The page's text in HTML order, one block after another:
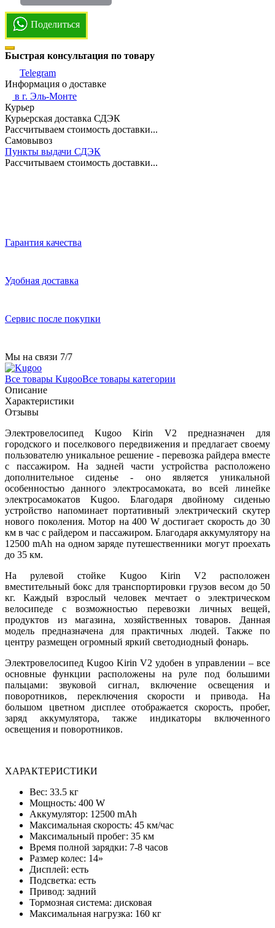
Поделиться
Быстрая консультация по товару
Telegram
Информация о доставке
в г. Эль-Монте
Курьер
Курьерская доставка СДЭК
Рассчитываем стоимость доставки...
Самовывоз
Пункты выдачи СДЭК
Рассчитываем стоимость доставки...
Гарантия качества
Удобная доставка
Сервис после покупки
Мы на связи 7/7
Все товары KugooВсе товары категории
Описание
Характеристики
Отзывы
Электровелосипед Kugoo Kirin V2 предназначен для
городского и поселкового передвижения и предлагает своему
пользователю уникальное решение - перевозка райдера вместе
с пассажиром. На задней части устройства расположено
дополнительное сиденье - оно является уникальной
особенностью данного электросамоката, во всей линейке
электросамокатов Kugoo. Благодаря двойному сиденью
устройство напоминает портативный электрический скутер
нового поколения. Мотор на 400 W достигает скорость до 30
км в час с райдером и пассажиром. Благодаря аккумулятору на
12500 mAh на одном заряде путешественники могут проехать
до 35 км.
На рулевой стойке Kugoo Kirin V2 расположен
вместительный бокс для транспортировки грузов весом до 50
кг. Каждый взрослый человек мечтает о электрическом
велосипеде с возможностью перевозки личных вещей,
продуктов из магазина, хозяйственных товаров. Данная
модель предназначена для практичных людей. Также по
центру размещен огромный яркий светодиодный фонарь.
Электровелосипед Kugoo Kirin V2 удобен в управлении – все
основные функции расположены на руле под большими
пальцами: звуковой сигнал, включение освещения и
поворотников, переключения скорости и привода. На
большом цветном дисплее отображается скорость, пробег,
заряд аккумулятора, также индикаторы включенного
освещения и поворотников.
ХАРАКТЕРИСТИКИ
Вес: 33.5 кг
Мощность: 400 W
Аккумулятор: 12500 mAh
Максимальная скорость: 45 км/час
Максимальный пробег: 35 км
Время полной зарядки: 7-8 часов
Размер колес: 14»
Дисплей: есть
Подсветка: есть
Привод: задний
Тормозная система: дисковая
Максимальная нагрузка: 160 кг